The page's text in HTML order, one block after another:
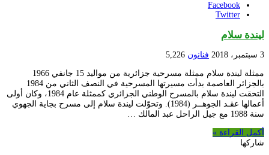
Facebook
Twitter
ليندة سلام
3 سبتمبر، 2018 فنانون 5,226
ممثلة ليندة سلام ممثلة مسرحية جزائرية من مواليد 15 جانفي 1966
بالجزائر العاصمة بدأت مسيرتها المسرحية في النصف الثاني من 1984
التحقت ليندة سلام بالمسرح الوطني الجزائري كممثلة عام 1984، وكان أولى
أعمالها عقـد الجوهــر (1984). وتحوّلت ليندة سلام إلى مسرح بجاية الجهوي
سنة 1988 مع جيل الراحل عبد المالك …
أكمل القراءة »
شاركها